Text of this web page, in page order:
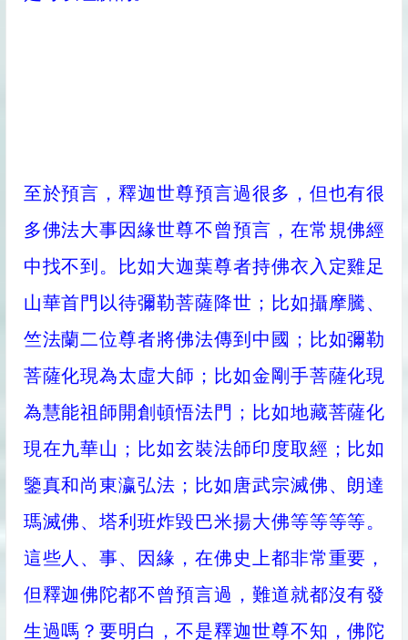
至於預言，釋迦世尊預言過很多，但也有很
多佛法大事因緣世尊不曾預言，在常規佛經
中找不到。比如大迦葉尊者持佛衣入定雞足
山華首門以待彌勒菩薩降世；比如攝摩騰、
竺法蘭二位尊者將佛法傳到中國；比如彌勒
菩薩化現為太虛大師；比如金剛手菩薩化現
為慧能祖師開創頓悟法門；比如地藏菩薩化
現在九華山；比如玄裝法師印度取經；比如
鑒真和尚東瀛弘法；比如唐武宗滅佛、朗達
瑪滅佛、塔利班炸毀巴米揚大佛等等等等。
這些人、事、因緣，在佛史上都非常重要，
但釋迦佛陀都不曾預言過，難道就都沒有發
生過嗎？要明白，不是釋迦世尊不知，佛陀